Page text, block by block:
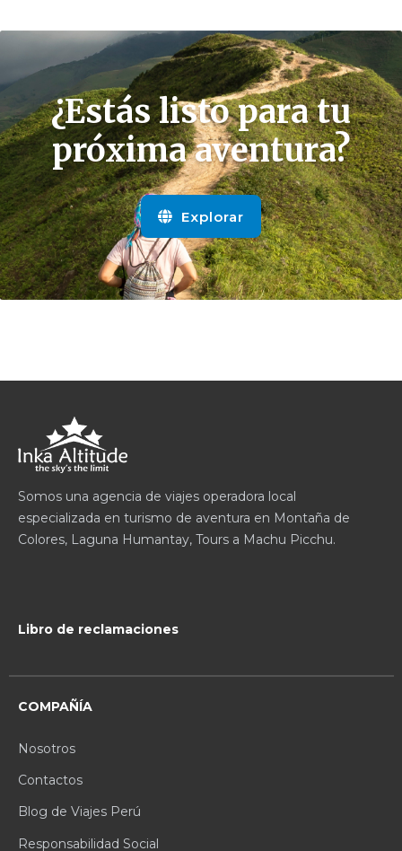
¿Estás listo para tu
próxima aventura?
Explorar
Somos una agencia de viajes operadora local
especializada en turismo de aventura en Montaña de
Colores, Laguna Humantay, Tours a Machu Picchu.
Libro de reclamaciones
COMPAÑÍA
Nosotros
Contactos
Blog de Viajes Perú
Responsabilidad Social